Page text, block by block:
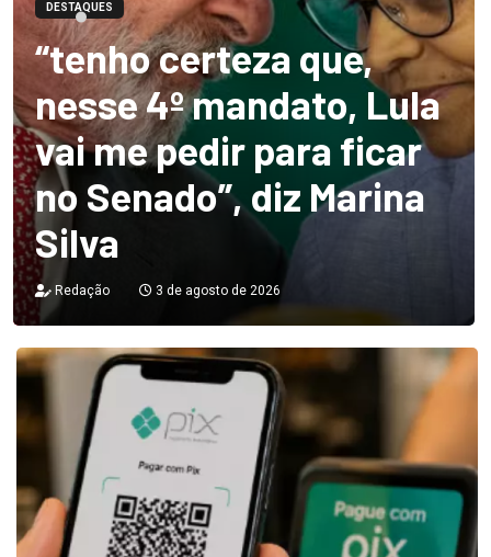
DESTAQUES
“tenho certeza que,
nesse 4º mandato, Lula
vai me pedir para ficar
no Senado”, diz Marina
Silva
Redação 3 de agosto de 2026